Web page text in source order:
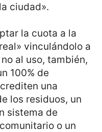
ciudad».
la cuota a la
vinculándolo a
al uso, también,
100% de
una
los residuos, un
sistema de
o un